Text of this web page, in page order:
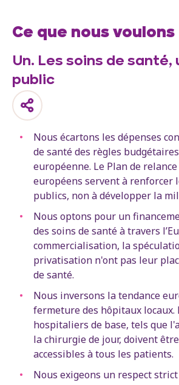
Ce que nous voulons
Un. Les soins de santé,
public
Nous écartons les dépenses
de santé des règles
européenne. Le Plan de
européens servent à renforcer
publics, non à développer la
Nous optons pour un
des soins de santé à travers
commercialisation, la
privatisation n'ont pas leur
de santé.
Nous inversons la tendance
fermeture des hôpitaux locaux.
hospitaliers de base, tels que
la chirurgie de jour, doivent
accessibles à tous les patients.
Nous exigeons un respect